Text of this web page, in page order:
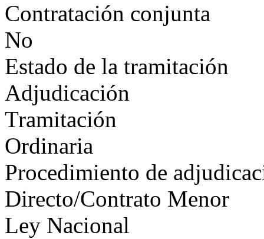
Contratación conjunta
No
Estado de la tramitación
Adjudicación
Tramitación
Ordinaria
Procedimiento de
Directo/Contrato Menor
Ley Nacional